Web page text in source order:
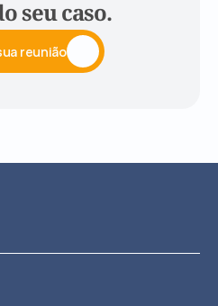
seu caso.
reunião